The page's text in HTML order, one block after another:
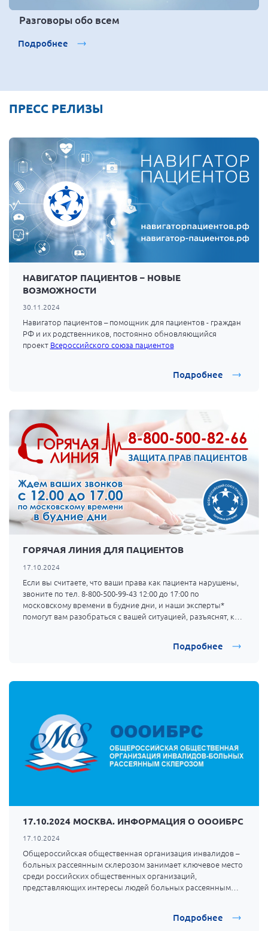
Разговоры обо всем
Подробнее
ПРЕСС РЕЛИЗЫ
НАВИГАТОР ПАЦИЕНТОВ – НОВЫЕ
ВОЗМОЖНОСТИ
30.11.2024
Навигатор пациентов – помощник для пациентов - граждан
РФ и их родственников, постоянно обновляющийся
проект Всероссийского союза пациентов
Подробнее
ГОРЯЧАЯ ЛИНИЯ ДЛЯ ПАЦИЕНТОВ
17.10.2024
Если вы считаете, что ваши права как пациента нарушены,
звоните по тел. 8-800-500-99-43 12:00 до 17:00 по
московскому времени в будние дни, и наши эксперты*
помогут вам разобраться с вашей ситуацией, разъяснят, как
Подробнее
17.10.2024 МОСКВА. ИНФОРМАЦИЯ О ОООИБРС
17.10.2024
Общероссийская общественная организация инвалидов –
больных рассеянным склерозом занимает ключевое место
среди российских общественных организаций,
представляющих интересы людей больных рассеянным
Подробнее